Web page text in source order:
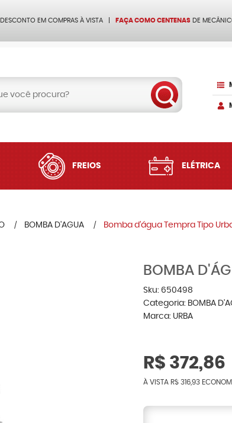
DESCONTO EM COMPRAS À VISTA FAÇA COMO CENTENAS DE
FREIOS ELÉTRICA
BOMBA D'AGUA Bomba d'água Tempra Tipo
BOMBA
Sku: 650498
Categoria: BOMBA
Marca: URBA
R$ 372,86
À VISTA R$ 316,93